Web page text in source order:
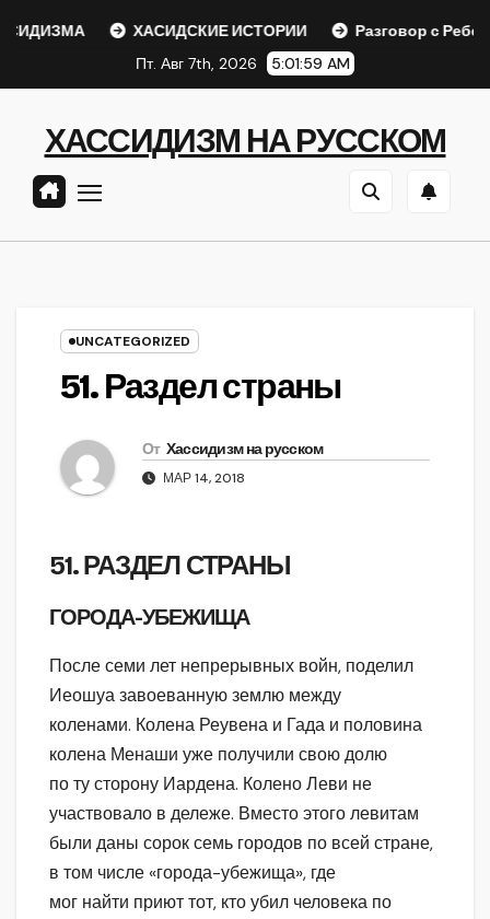
ХАСИДСКИЕ ИСТОРИИ
Разговор с Ребе
Пт. Авг 7th, 2026 5:02:00 AM
ХАССИДИЗМ НА РУССКОМ
UNCATEGORIZED
51. Раздел страны
От Хассидизм на русском
МАР 14, 2018
51. РАЗДЕЛ СТРАНЫ
ГОРОДА-УБЕЖИЩА
После семи лет непрерывных войн, поделил
Иеошуа завоеванную землю между
коленами. Колена Реувена и Гада и половина
колена Менаши уже получили свою долю
по ту сторону Иардена. Колено Леви не
участвовало в дележе. Вместо этого левитам
были даны сорок семь городов по всей стране,
в том числе «города-убежища», где
мог найти приют тот, кто убил человека по